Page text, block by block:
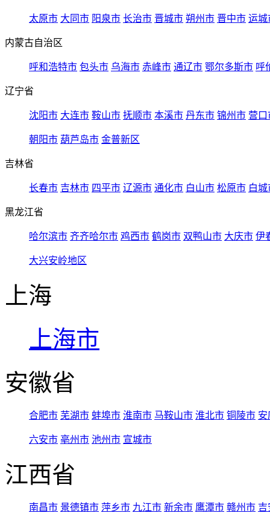
太原市 大同市 阳泉市 长治市 晋城市 朔州市 晋中市 运城
内蒙古自治区
呼和浩特市 包头市 乌海市 赤峰市 通辽市 鄂尔多斯市 呼
辽宁省
沈阳市 大连市 鞍山市 抚顺市 本溪市 丹东市 锦州市 营口
朝阳市 葫芦岛市 金普新区
吉林省
长春市 吉林市 四平市 辽源市 通化市 白山市 松原市 白城
黑龙江省
哈尔滨市 齐齐哈尔市 鸡西市 鹤岗市 双鸭山市 大庆市 伊
大兴安岭地区
上海
上海市
安徽省
合肥市 芜湖市 蚌埠市 淮南市 马鞍山市 淮北市 铜陵市 安
六安市 亳州市 池州市 宣城市
江西省
南昌市 景德镇市 萍乡市 九江市 新余市 鹰潭市 赣州市 吉